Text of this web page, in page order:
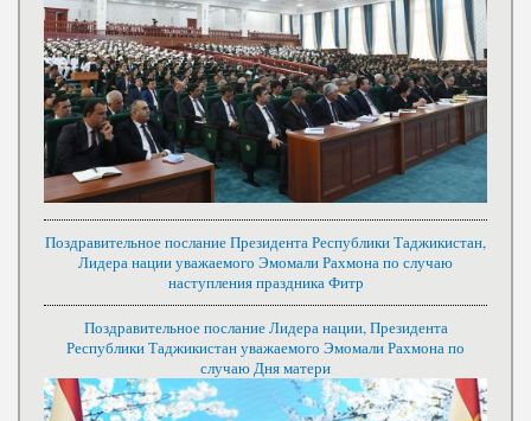
Поздравительное послание Президента Республики Таджикистан,
Лидера нации уважаемого Эмомали Рахмона по случаю
наступления праздника Фитр
Поздравительное послание Лидера нации, Президента
Республики Таджикистан уважаемого Эмомали Рахмона по
случаю Дня матери